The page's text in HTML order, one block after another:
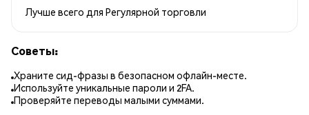
Лучше всего для Регулярной торговли
Советы:
Храните сид-фразы в безопасном офлайн-месте.
Используйте уникальные пароли и 2FA.
Проверяйте переводы малыми суммами.